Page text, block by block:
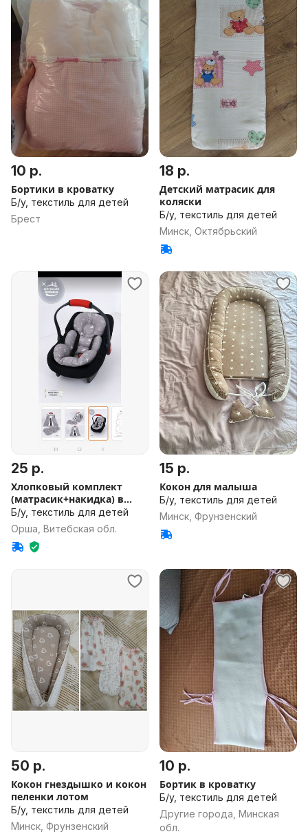
10 р.
Бортики в кроватку
Б/у, текстиль для детей
Брест
18 р.
Детский матрасик для
коляски
Б/у, текстиль для детей
Минск, Октябрьский
25 р.
Хлопковый комплект
(матрасик+накидка) в
коляску
Б/у, текстиль для детей
Орша, Витебская обл.
15 р.
Кокон для малыша
Б/у, текстиль для детей
Минск, Фрунзенский
50 р.
Кокон гнездышко и кокон
пеленки лотом
Б/у, текстиль для детей
Минск, Фрунзенский
10 р.
Бортик в кроватку
Б/у, текстиль для детей
Другие города, Минская
обл.